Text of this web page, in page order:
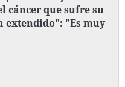
cáncer que sufre su
extendido": "Es muy